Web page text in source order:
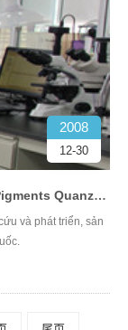
Năm 2008, thành lập Công ty TNHH York Pigments Quanzhou
và phát triển, sản
2008
12-30